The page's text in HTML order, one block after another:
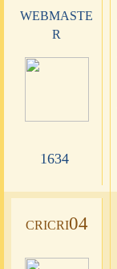
webmaste
r
1634
cricri04